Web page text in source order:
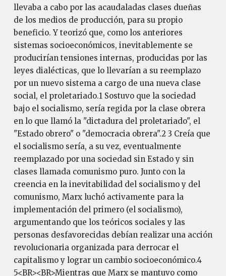
llevaba a cabo por las acaudaladas clases dueñas
de los medios de producción, para su propio
beneficio. Y teorizó que, como los anteriores
sistemas socioeconómicos, inevitablemente se
producirían tensiones internas, producidas por las
leyes dialécticas, que lo llevarían a su reemplazo
por un nuevo sistema a cargo de una nueva clase
social, el proletariado.1 Sostuvo que la sociedad
bajo el socialismo, sería regida por la clase obrera
en lo que llamó la "dictadura del proletariado", el
"Estado obrero" o "democracia obrera".2 3 Creía que
el socialismo sería, a su vez, eventualmente
reemplazado por una sociedad sin Estado y sin
clases llamada comunismo puro. Junto con la
creencia en la inevitabilidad del socialismo y del
comunismo, Marx luchó activamente para la
implementación del primero (el socialismo),
argumentando que los teóricos sociales y las
personas desfavorecidas debían realizar una acción
revolucionaria organizada para derrocar el
capitalismo y lograr un cambio socioeconómico.4
5<BR><BR>Mientras que Marx se mantuvo como